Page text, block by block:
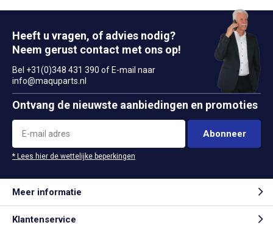
Heeft u vragen, of advies nodig?
Neem gerust contact met ons op!
Bel +31(0)348 431 390 of E-mail naar
info@maquparts.nl
Ontvang de nieuwste aanbiedingen en promoties
Abonneer
* Lees hier de wettelijke beperkingen
Meer informatie
Klantenservice